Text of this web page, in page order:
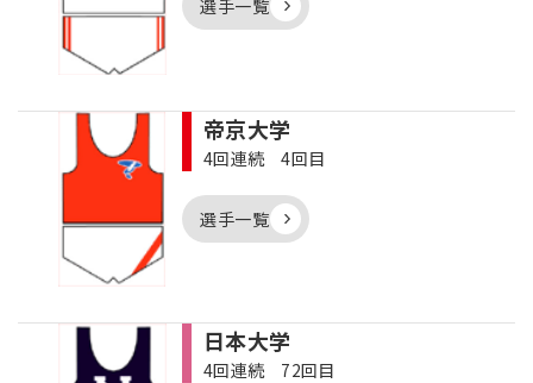
選手一覧
帝京大学
4回連続 4回目
選手一覧
日本大学
4回連続 72回目